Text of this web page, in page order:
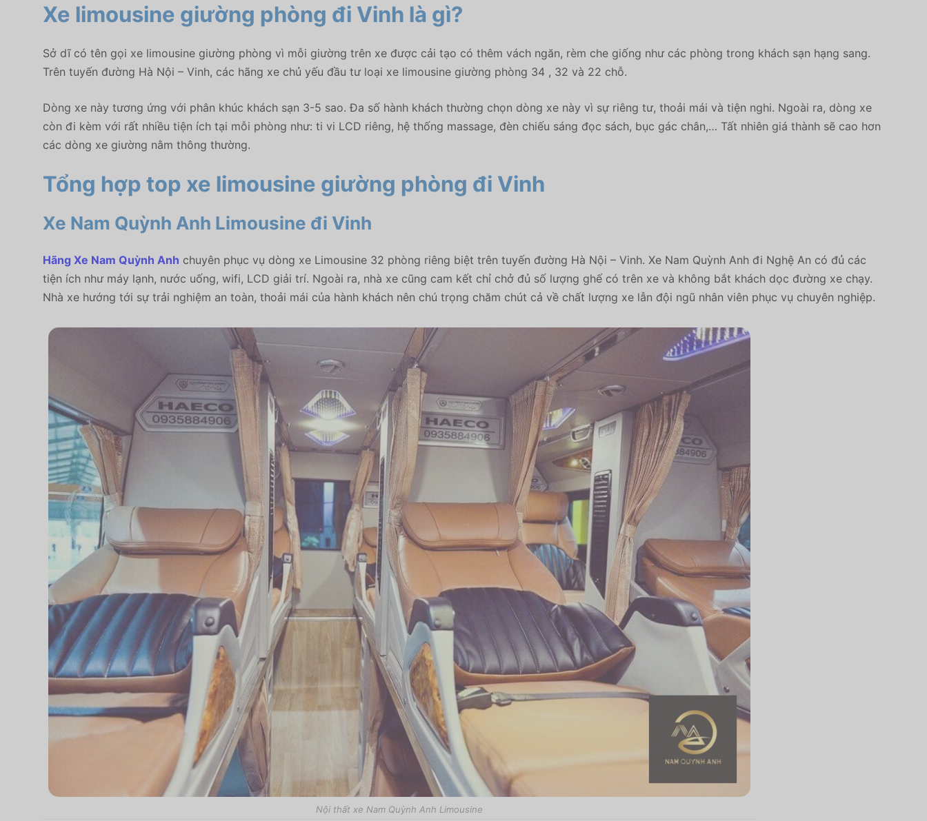
Xe limousine giường phòng đi Vinh là gì?
Sở dĩ có tên gọi xe limousine giường phòng vì mỗi giường trên xe được cải tạo có thêm vách ngăn, rèm che giống như các phòng trong khách sạn hạng sang.
Trên tuyến đường Hà Nội – Vinh, các hãng xe chủ yếu đầu tư loại xe limousine giường phòng 34 , 32 và 22 chỗ.
Dòng xe này tương ứng với phân khúc khách sạn 3-5 sao. Đa số hành khách thường chọn dòng xe này vì sự riêng tư, thoải mái và tiện nghi. Ngoài ra, dòng xe
còn đi kèm với rất nhiều tiện ích tại mỗi phòng như: ti vi LCD riêng, hệ thống massage, đèn chiếu sáng đọc sách, bục gác chân,… Tất nhiên giá thành sẽ cao hơn
các dòng xe giường nằm thông thường.
Tổng hợp top xe limousine giường phòng đi Vinh
Xe Nam Quỳnh Anh Limousine đi Vinh
Hãng Xe Nam Quỳnh Anh chuyên phục vụ dòng xe Limousine 32 phòng riêng biệt trên tuyến đường Hà Nội – Vinh. Xe Nam Quỳnh Anh đi Nghệ An có đủ các
tiện ích như máy lạnh, nước uống, wifi, LCD giải trí. Ngoài ra, nhà xe cũng cam kết chỉ chở đủ số lượng ghế có trên xe và không bắt khách dọc đường xe chạy.
Nhà xe hướng tới sự trải nghiệm an toàn, thoải mái của hành khách nên chú trọng chăm chút cả về chất lượng xe lẫn đội ngũ nhân viên phục vụ chuyên nghiệp.
Nội thất xe Nam Quỳnh Anh Limousine